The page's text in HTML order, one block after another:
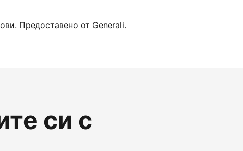
Предоставено от Generali.
си с